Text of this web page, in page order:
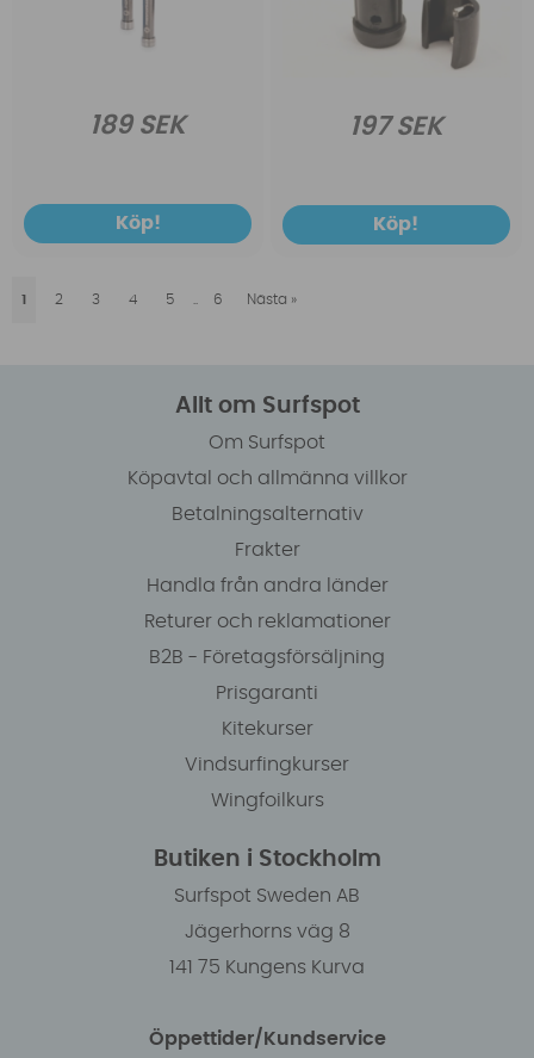
189 SEK
Köp!
197 SEK
Köp!
1 2 3 4 5 6 Nästa »
Allt om Surfspot
Om Surfspot
Köpavtal och allmänna villkor
Betalningsalternativ
Frakter
Handla från andra länder
Returer och reklamationer
B2B - Företagsförsäljning
Prisgaranti
Kitekurser
Vindsurfingkurser
Wingfoilkurs
Butiken i Stockholm
Surfspot Sweden AB
Jägerhorns väg 8
141 75 Kungens Kurva
Öppettider/Kundservice